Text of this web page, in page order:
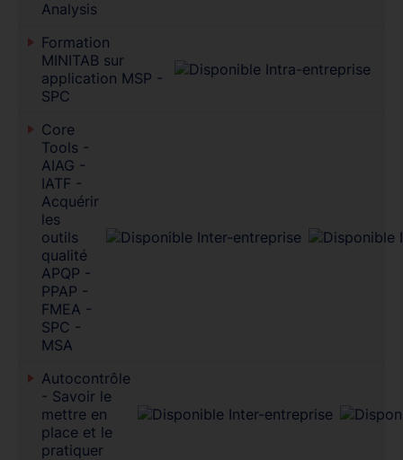
Analysis
Formation
MINITAB sur
application MSP -
SPC
Core
Tools -
AIAG -
IATF -
Acquérir
les
outils
qualité
APQP -
PPAP -
FMEA -
SPC -
MSA
Autocontrôle
- Savoir le
mettre en
place et le
pratiquer